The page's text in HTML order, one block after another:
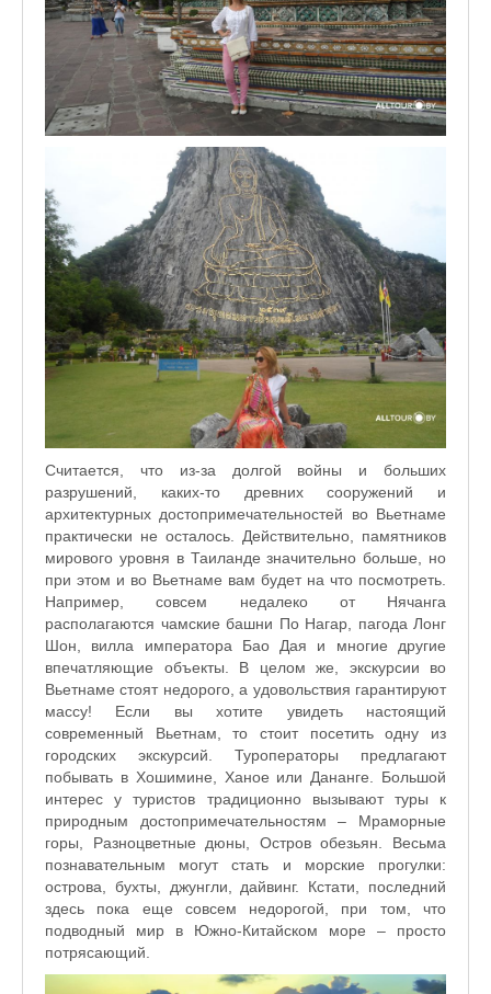
Считается, что из-за долгой войны и больших
разрушений, каких-то древних сооружений и
архитектурных достопримечательностей во Вьетнаме
практически не осталось. Действительно, памятников
мирового уровня в Таиланде значительно больше, но
при этом и во Вьетнаме вам будет на что посмотреть.
Например, совсем недалеко от Нячанга
располагаются чамские башни По Нагар, пагода Лонг
Шон, вилла императора Бао Дая и многие другие
впечатляющие объекты. В целом же, экскурсии во
Вьетнаме стоят недорого, а удовольствия гарантируют
массу! Если вы хотите увидеть настоящий
современный Вьетнам, то стоит посетить одну из
городских экскурсий. Туроператоры предлагают
побывать в Хошимине, Ханое или Дананге. Большой
интерес у туристов традиционно вызывают туры к
природным достопримечательностям – Мраморные
горы, Разноцветные дюны, Остров обезьян. Весьма
познавательным могут стать и морские прогулки:
острова, бухты, джунгли, дайвинг. Кстати, последний
здесь пока еще совсем недорогой, при том, что
подводный мир в Южно-Китайском море – просто
потрясающий.